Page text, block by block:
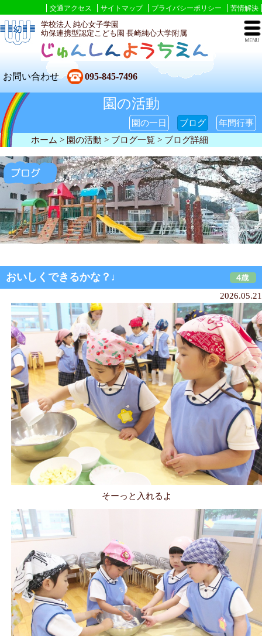
交通アクセス サイトマップ プライバシーポリシー
苦情解決
学校法人 純心女子学園
幼保連携型認定こども園 長崎純心大学附属
お問い合わせ 095-845-7496
園の活動
園の一日 ブログ
年間行事
ホーム > 園の活動 > ブログ一覧 > ブログ詳細
おいしくできるかな？♩
2026.05.21
そーっと入れるよ